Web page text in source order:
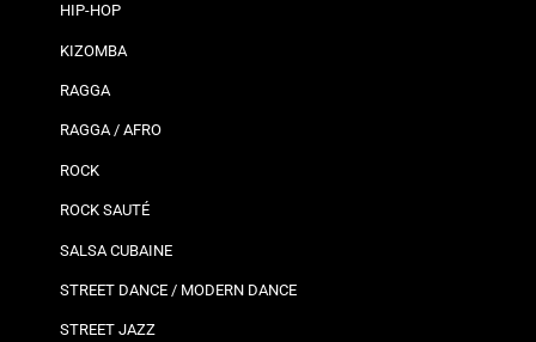
HIP-HOP
KIZOMBA
RAGGA
RAGGA / AFRO
ROCK
ROCK SAUTÉ
SALSA CUBAINE
STREET DANCE / MODERN DANCE
STREET JAZZ